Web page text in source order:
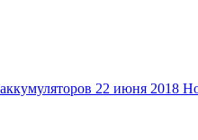
22 июня 2018